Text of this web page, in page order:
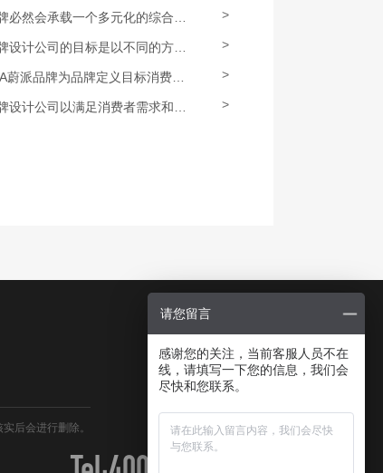
>
>
>
>
后会进行删除。
请您留言
感谢您的关注，当前客服人员不在
线，请填写一下您的信息，我们会
尽快和您联系。